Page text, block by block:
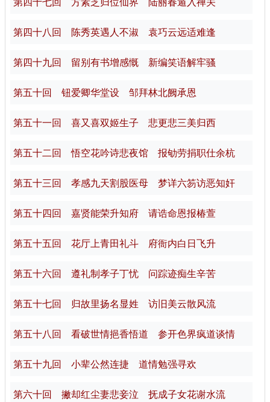
第四十八回 陈秀英遇人不淑 袁巧云远适难逢
第四十九回 留别有书增感慨 新编笑语解牢骚
第五十回 钮爱卿华堂设 邹拜林北阙承恩
第五十一回 喜又喜双姬生子 悲更悲三美归西
第五十二回 悟空花吟诗悲夜馆 报劬劳捐职仕余杭
第五十三回 孝感九天割股医母 梦详六笏访恶知奸
第五十四回 嘉贤能荣升知府 请诰命恩报椿萱
第五十五回 花厅上青田礼斗 府衙内白日飞升
第五十六回 遵礼制孝子丁忧 问踪迹痴生辛苦
第五十七回 归故里扬名显姓 访旧美云散风流
第五十八回 看破世情挹香悟道 参开色界疯道谈情
第五十九回 小辈公然连捷 道情勉强寻欢
第六十回 撇却红尘妻悲妾泣 抚成子女花谢水流